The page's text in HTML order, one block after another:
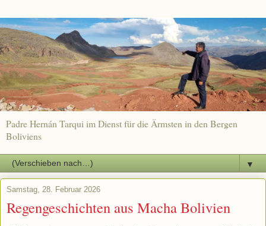
Padre Hernán Tarqui im Dienst für die Ärmsten in den Bergen
Boliviens
▼
Samstag, 28. Februar 2026
Regengeschichten aus Macha Bolivien